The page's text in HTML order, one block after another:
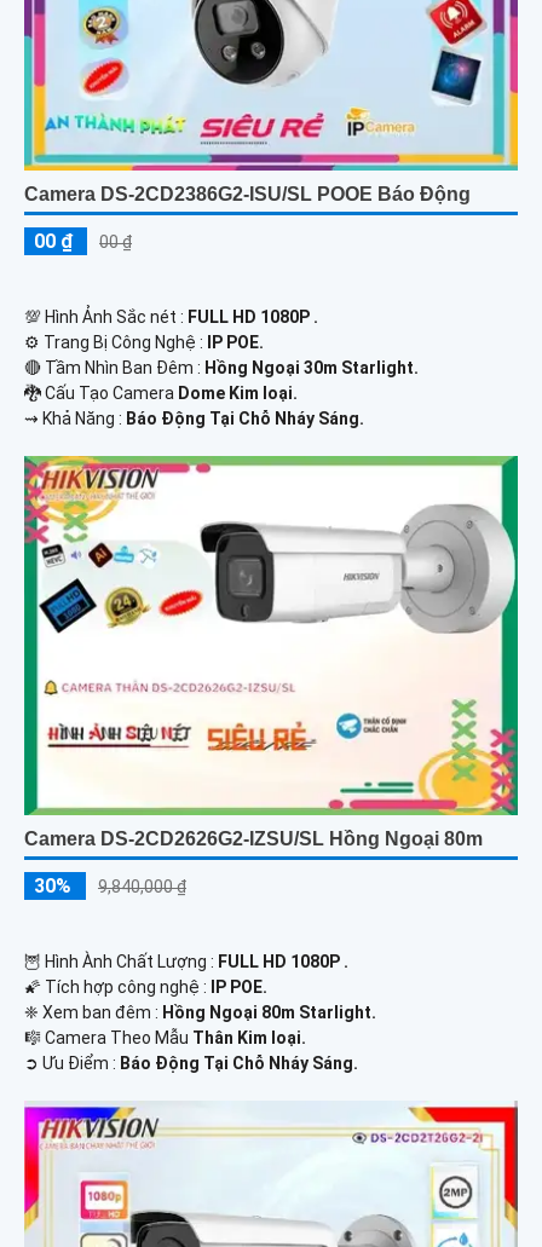
Camera DS-2CD2386G2-ISU/SL POOE Báo Động
00 ₫ 00 ₫
💯 Hình Ảnh Sắc nét : FULL HD 1080P .
⚙ Trang Bị Công Nghệ :
IP POE.
🔴 Tầm Nhìn Ban Đêm : Hồng Ngoại 30m Starlight.
🐉️ Cấu Tạo Camera Dome Kim loại.
️⇝ Khả Năng : Báo Động Tại Chỗ Nháy Sáng.
Camera DS-2CD2626G2-IZSU/SL Hồng Ngoại 80m
30% 9,840,000 ₫
🦉 Hình Ành Chất Lượng : FULL HD 1080P .
🌠 Tích hợp công nghệ :
IP POE.
❈ Xem ban đêm : Hồng Ngoại 80m Starlight.
🎼️ Camera Theo Mẫu Thân Kim loại.
️➲ Ưu Điểm : Báo Động Tại Chỗ Nháy Sáng.